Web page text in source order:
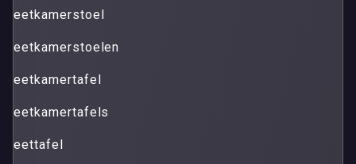
eetkamerstoel
eetkamerstoelen
eetkamertafel
eetkamertafels
eettafel